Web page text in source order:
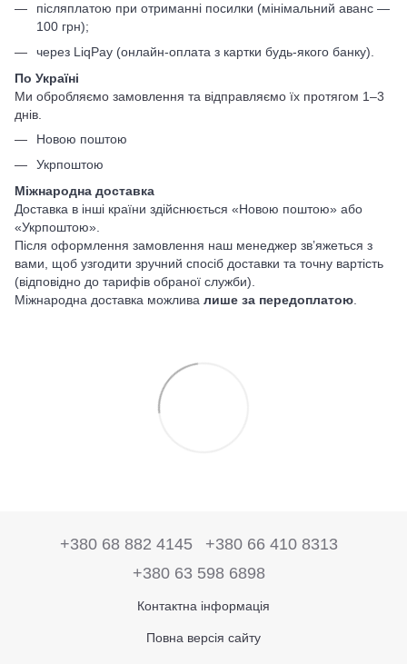
післяплатою при отриманні посилки (мінімальний аванс —
100 грн);
через LiqPay (онлайн-оплата з картки будь-якого банку).
По Україні
Ми обробляємо замовлення та відправляємо їх протягом 1–3
днів.
Новою поштою
Укрпоштою
Міжнародна доставка
Доставка в інші країни здійснюється «Новою поштою» або
«Укрпоштою».
Після оформлення замовлення наш менеджер зв’яжеться з
вами, щоб узгодити зручний спосіб доставки та точну вартість
(відповідно до тарифів обраної служби).
Міжнародна доставка можлива лише за передоплатою
+380 68 882 4145
+380 66 410 8313
+380 63 598 6898
Контактна інформація
Повна версія сайту